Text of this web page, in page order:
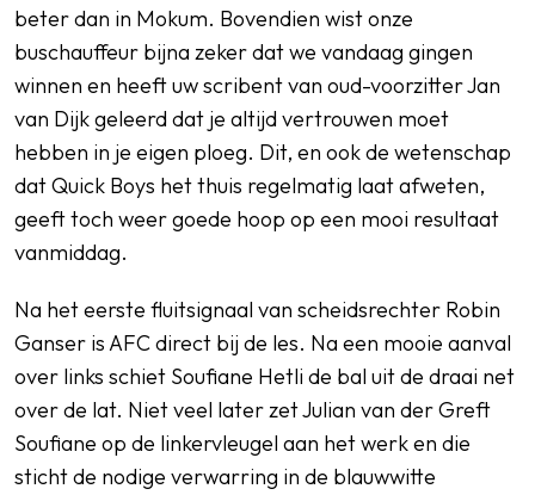
beter dan in Mokum. Bovendien wist onze
buschauffeur bijna zeker dat we vandaag gingen
winnen en heeft uw scribent van oud-voorzitter Jan
van Dijk geleerd dat je altijd vertrouwen moet
hebben in je eigen ploeg. Dit, en ook de wetenschap
dat Quick Boys het thuis regelmatig laat afweten,
geeft toch weer goede hoop op een mooi resultaat
vanmiddag.
Na het eerste fluitsignaal van scheidsrechter Robin
Ganser is AFC direct bij de les. Na een mooie aanval
over links schiet Soufiane Hetli de bal uit de draai net
over de lat. Niet veel later zet Julian van der Greft
Soufiane op de linkervleugel aan het werk en die
sticht de nodige verwarring in de blauwwitte